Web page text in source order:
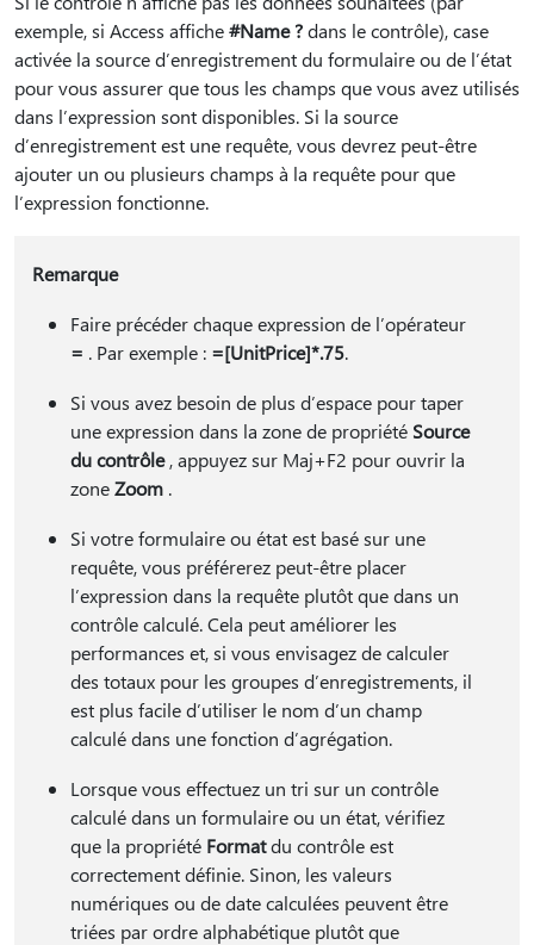
exemple, si Access affiche#Name ?dans le contrôle), case
activée la source d’enregistrement du formulaire ou de l’état
pour vous assurer que tous les champs que vous avez utilisés
dans l’expression sont disponibles. Si la source
d’enregistrement est une requête, vous devrez peut-être
ajouter un ou plusieurs champs à la requête pour que
l’expression fonctionne.
Remarque
Faire précéder chaque expression de l’opérateur
= . Par exemple : =[UnitPrice]*.75.
Si vous avez besoin de plus d’espace pour taper
une expression dans la zone de propriété Source
du contrôle, appuyez sur Maj+F2 pour ouvrir la
zoneZoom.
Si votre formulaire ou état est basé sur une
requête, vous préférerez peut-être placer
l’expression dans la requête plutôt que dans un
contrôle calculé. Cela peut améliorer les
performances et, si vous envisagez de calculer
des totaux pour les groupes d’enregistrements, il
est plus facile d’utiliser le nom d’un champ
calculé dans une fonction d’agrégation.
Lorsque vous effectuez un tri sur un contrôle
calculé dans un formulaire ou un état, vérifiez
que la propriété Formatdu contrôle est
correctement définie. Sinon, les valeurs
numériques ou de date calculées peuvent être
triées par ordre alphabétique plutôt que